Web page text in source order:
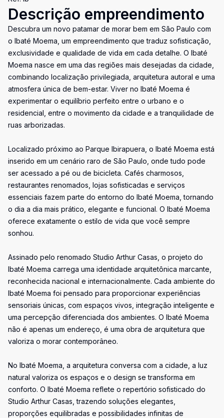
Descrição empreendimento
Descubra um novo patamar de morar bem em São Paulo com
o Ibaté Moema, um empreendimento que traduz sofisticação,
exclusividade e qualidade de vida em cada detalhe. O Ibaté
Moema nasce em uma das regiões mais desejadas da cidade,
combinando localização privilegiada, arquitetura autoral e uma
atmosfera única de bem-estar. Viver no Ibaté Moema é
experimentar o equilíbrio perfeito entre o urbano e o
residencial, entre o movimento da cidade e a tranquilidade de
ruas arborizadas.
Localizado próximo ao Parque Ibirapuera, o Ibaté Moema está
inserido em um cenário raro de São Paulo, onde tudo pode
ser acessado a pé ou de bicicleta. Cafés charmosos,
restaurantes renomados, lojas sofisticadas e serviços
essenciais fazem parte do entorno do Ibaté Moema, tornando
o dia a dia mais prático, elegante e funcional. O Ibaté Moema
oferece exatamente o estilo de vida que você sempre
sonhou.
Assinado pelo renomado Studio Arthur Casas, o projeto do
Ibaté Moema carrega uma identidade arquitetônica marcante,
reconhecida nacional e internacionalmente. Cada ambiente do
Ibaté Moema foi pensado para proporcionar experiências
sensoriais únicas, com espaços vivos, integração inteligente e
uma percepção diferenciada dos ambientes. O Ibaté Moema
não é apenas um endereço, é uma obra de arquitetura que
valoriza o morar contemporâneo.
No Ibaté Moema, a arquitetura conversa com a cidade, a luz
natural valoriza os espaços e o design se transforma em
conforto. O Ibaté Moema reflete o repertório sofisticado do
Studio Arthur Casas, trazendo soluções elegantes,
proporções equilibradas e possibilidades infinitas de